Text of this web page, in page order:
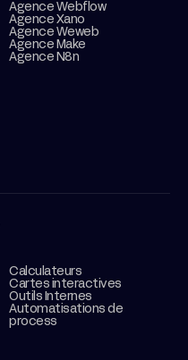
Agence Webflow
Agence Xano
Agence Weweb
Agence Make
Agence N8n
Calculateurs
Cartes interactives
Outils Internes
Automatisations de
process